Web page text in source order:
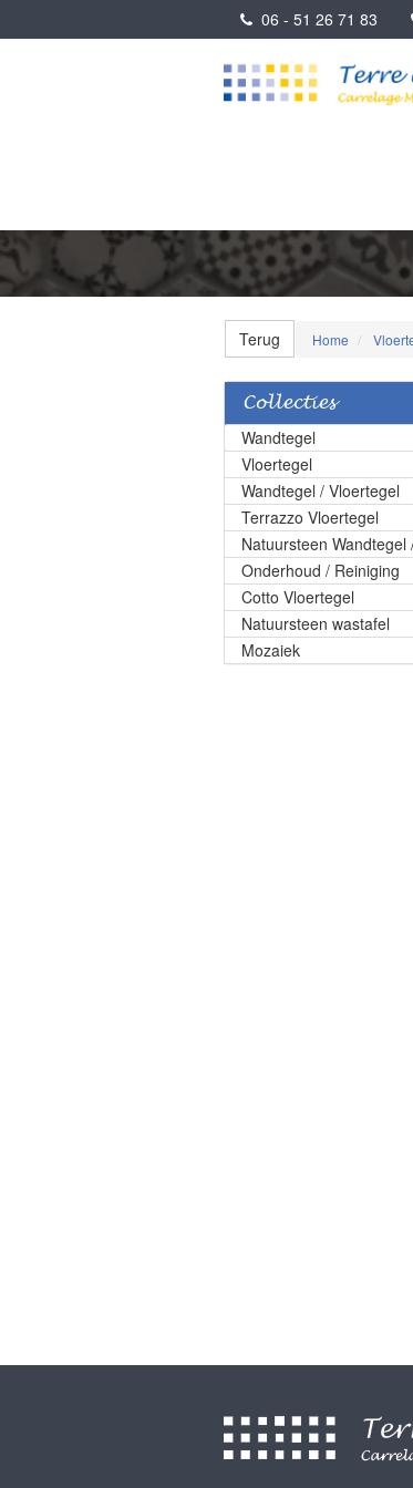
06 - 51 26 71 83
Terug Home
Collecties
Wandtegel
Vloertegel
Wandtegel / Vloertegel
Terrazzo Vloertegel
Onderhoud / Reiniging
Cotto Vloertegel
Natuursteen wastafel
Mozaiek